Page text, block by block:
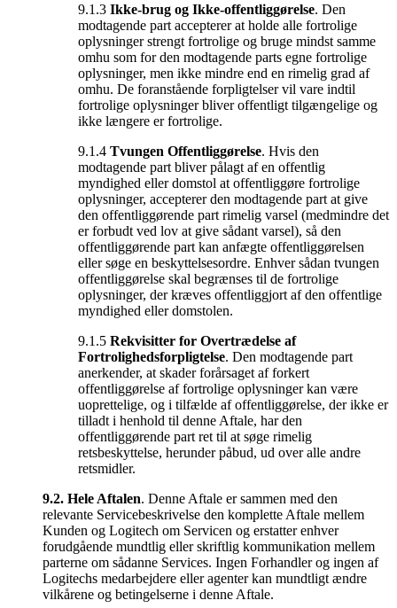
9.1.3 Ikke-brug og Ikke-offentliggørelse. Den
modtagende part accepterer at holde alle fortrolige
oplysninger strengt fortrolige og bruge mindst samme
omhu som for den modtagende parts egne fortrolige
oplysninger, men ikke mindre end en rimelig grad af
omhu. De foranstående forpligtelser vil vare indtil
fortrolige oplysninger bliver offentligt tilgængelige og
ikke længere er fortrolige.
9.1.4 Tvungen Offentliggørelse. Hvis den
modtagende part bliver pålagt af en offentlig
myndighed eller domstol at offentliggøre fortrolige
oplysninger, accepterer den modtagende part at give
den offentliggørende part rimelig varsel (medmindre det
er forbudt ved lov at give sådant varsel), så den
offentliggørende part kan anfægte offentliggørelsen
eller søge en beskyttelsesordre. Enhver sådan tvungen
offentliggørelse skal begrænses til de fortrolige
oplysninger, der kræves offentliggjort af den offentlige
myndighed eller domstolen.
9.1.5 Rekvisitter for Overtrædelse af
Fortrolighedsforpligtelse. Den modtagende part
anerkender, at skader forårsaget af forkert
offentliggørelse af fortrolige oplysninger kan være
uoprettelige, og i tilfælde af offentliggørelse, der ikke er
tilladt i henhold til denne Aftale, har den
offentliggørende part ret til at søge rimelig
retsbeskyttelse, herunder påbud, ud over alle andre
retsmidler.
9.2. Hele Aftalen. Denne Aftale er sammen med den
relevante Servicebeskrivelse den komplette Aftale mellem
Kunden og Logitech om Servicen og erstatter enhver
forudgående mundtlig eller skriftlig kommunikation mellem
parterne om sådanne Services. Ingen Forhandler og ingen af
Logitechs medarbejdere eller agenter kan mundtligt ændre
vilkårene og betingelserne i denne Aftale.